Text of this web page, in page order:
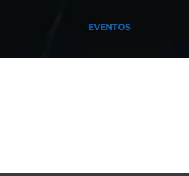
EVENTOS